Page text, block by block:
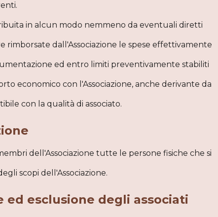
in alcun modo nemmeno da eventuali diretti
rimborsate dall'Associazione le spese effettivamente
ed entro limiti preventivamente stabiliti
economico con l'Associazione, anche derivante da
con la qualità di associato.
dell'Associazione tutte le persone fisiche che si
scopi dell'Associazione.
ed esclusione degli associati